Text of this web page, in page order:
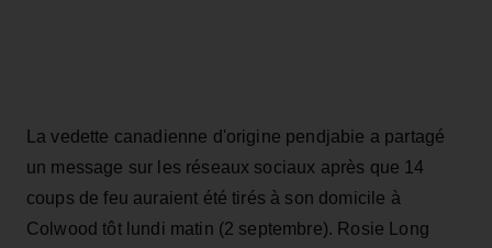
La vedette canadienne d'origine pendjabie a partagé
un message sur les réseaux sociaux après que 14
coups de feu auraient été tirés à son domicile à
Colwood tôt lundi matin (2 septembre). Rosie Long